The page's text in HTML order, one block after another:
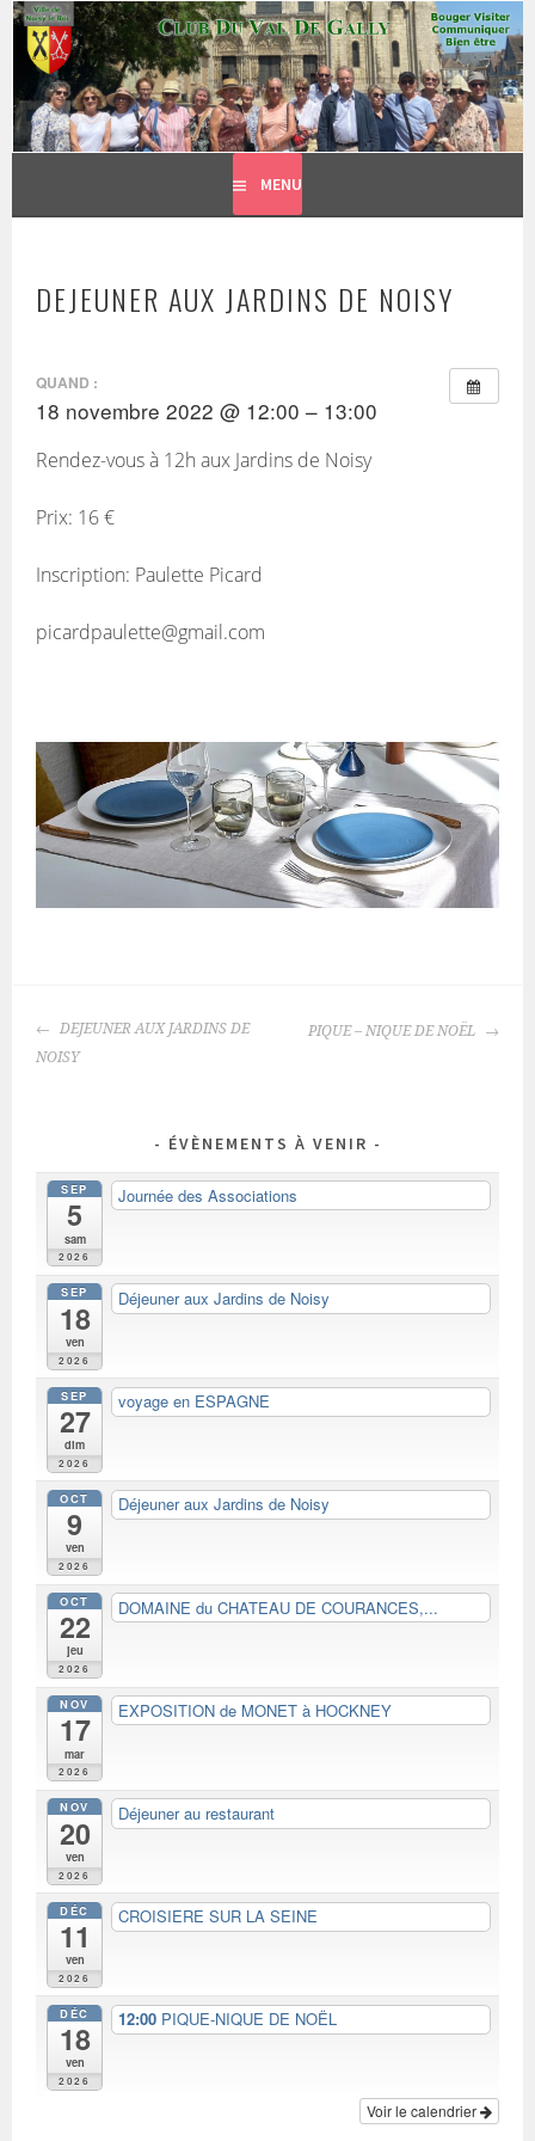
Aller
contenu
principal
CLUB DU VAL DE GALLY
BOUGER, VISITER, COMMUNIQUER = BIEN ÊTRE
MENU
DEJEUNER AUX JARDINS DE NOISY
QUAND :
18 novembre 2022 @ 12:00 – 13:00
Rendez-vous à 12h aux Jardins de Noisy
Prix: 16 €
Inscription: Paulette Picard
picardpaulette@gmail.com
NAVIGATION
DES
DEJEUNER AUX JARDINS DE
NOISY
PIQUE – NIQUE DE NOËL
ÉVÈNEMENTS À VENIR
SEP
5
sam
2026
Journée des Associations
SEP
18
ven
2026
Déjeuner aux Jardins de Noisy
SEP
27
dim
2026
voyage en ESPAGNE
OCT
9
ven
2026
Déjeuner aux Jardins de Noisy
OCT
22
jeu
2026
DOMAINE du CHATEAU DE COURANCES,...
NOV
17
mar
2026
EXPOSITION de MONET à HOCKNEY
NOV
20
ven
2026
Déjeuner au restaurant
DÉC
11
ven
2026
CROISIERE SUR LA SEINE
DÉC
18
ven
2026
12:00 PIQUE-NIQUE DE NOËL
Voir le calendrier